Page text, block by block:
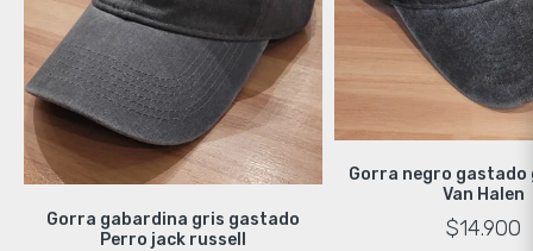
Gorra gabardina gris gastado
Perro jack russell
Gorra negro
Van Halen
$14.900